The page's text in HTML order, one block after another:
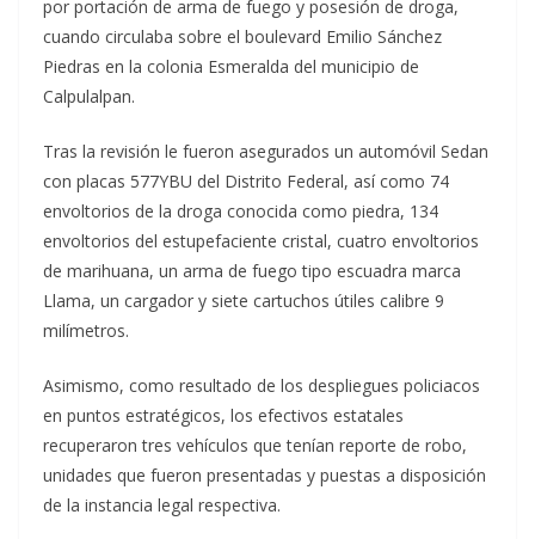
por portación de arma de fuego y posesión de droga,
cuando circulaba sobre el boulevard Emilio Sánchez
Piedras en la colonia Esmeralda del municipio de
Calpulalpan.
Tras la revisión le fueron asegurados un automóvil Sedan
con placas 577YBU del Distrito Federal, así como 74
envoltorios de la droga conocida como piedra, 134
envoltorios del estupefaciente cristal, cuatro envoltorios
de marihuana, un arma de fuego tipo escuadra marca
Llama, un cargador y siete cartuchos útiles calibre 9
milímetros.
Asimismo, como resultado de los despliegues policiacos
en puntos estratégicos, los efectivos estatales
recuperaron tres vehículos que tenían reporte de robo,
unidades que fueron presentadas y puestas a disposición
de la instancia legal respectiva.